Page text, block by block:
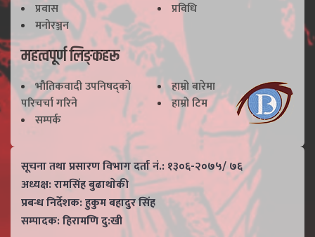
प्रवास
प्रविधि
मनोरञ्जन
महत्वपूर्ण लिङ्कहरू
भाैतिकवादी उपनिषद्काे
परिचर्चा गरिने
हाम्राे बारेमा
हाम्राे टिम
सम्पर्क
सूचना तथा प्रसारण विभाग दर्ता नं.: १३०६-२०७५/ ७६
अध्यक्ष: रामसिंह बुढाथाेकी
प्रबन्ध निर्देशक: हुकुम बहादुर सिंह
सम्पादक: हिरामणि दु:खी